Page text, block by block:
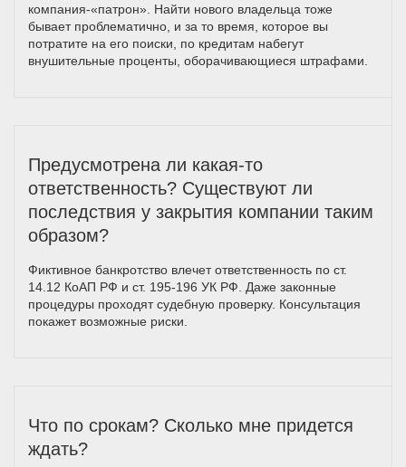
компания-«патрон». Найти нового владельца тоже
бывает проблематично, и за то время, которое вы
потратите на его поиски, по кредитам набегут
внушительные проценты, оборачивающиеся штрафами.
Предусмотрена ли какая-то
ответственность? Существуют ли
последствия у закрытия компании таким
образом?
Фиктивное банкротство влечет ответственность по ст.
14.12 КоАП РФ и ст. 195-196 УК РФ. Даже законные
процедуры проходят судебную проверку. Консультация
покажет возможные риски.
Что по срокам? Сколько мне придется
ждать?